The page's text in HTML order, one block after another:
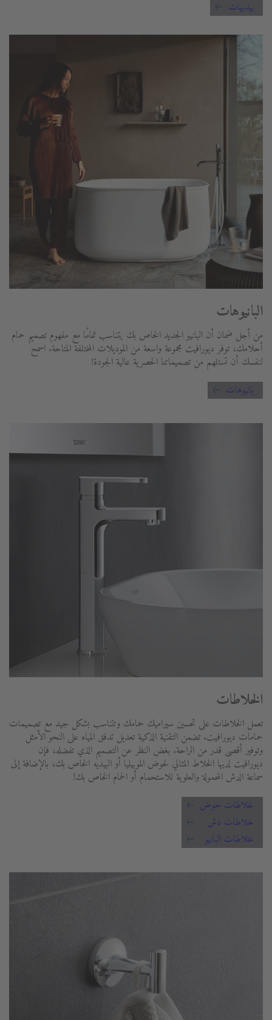
بيديهات
البانيوهات
من أجل ضمان أن البانيو الجديد الخاص بك يتناسب تمامًا مع مفهوم تصميم حمام
أحلامك، توفر ديورافيت مجموعة واسعة من الموديلات المختلفة المتاحة. اسمح
لنفسك أن تستلهم من تصميماتنا الحصرية عالية الجودة!
بانيوهات
الخلاطات
تعمل الخلاطات على تحسين سيراميك حمامك وتتناسب بشكل جيد مع تصميمات
حمامات ديورافيت. تضمن التقنية الذكية تعديل تدفق المياه على النحو الأمثل
وتوفير أقصى قدر من الراحة. بغض النظر عن التصميم الذي تفضله، فإن
ديورافيت لديها الخلاط المثالي لحوض الموبيليا أو البيديه الخاص بك، بالإضافة إلى
سماعة الدش المحمولة والعلوية للاستحمام أو الحمام الخاص بك!
خلاطات حوض
خلاطات دش
خلاطات البانيو